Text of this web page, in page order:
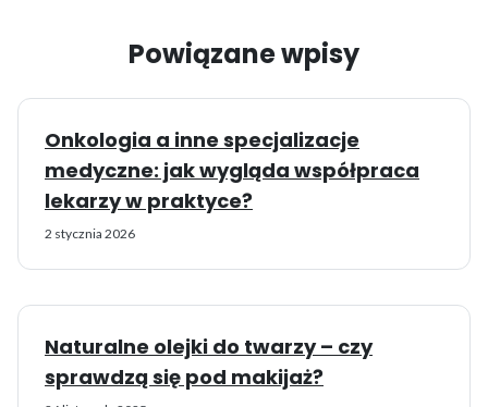
Powiązane wpisy
Onkologia a inne specjalizacje
medyczne: jak wygląda współpraca
lekarzy w praktyce?
2 stycznia 2026
Naturalne olejki do twarzy – czy
sprawdzą się pod makijaż?